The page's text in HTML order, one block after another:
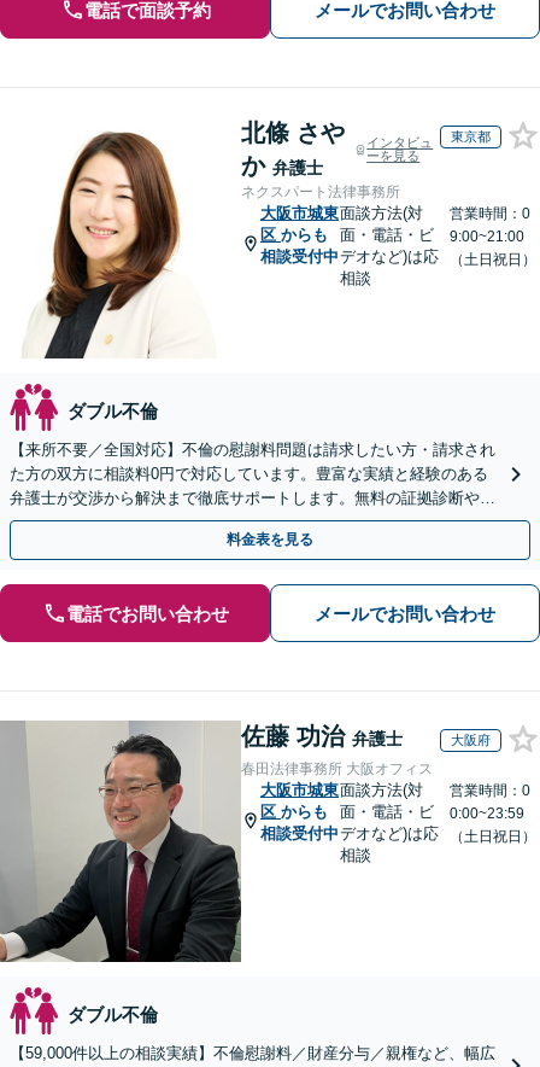
電話で面談予約 メールでお問い合わせ
北條 さや
か 弁護士
インタビュ
ーを見る
東京都
ネクスパート法律事務所
大阪市城東
区 からも
相談受付中
面談方法(対
面・電話・ビ
デオなど)は応
相談
営業時間：0
9:00~21:00
（土日祝日）
ダブル不倫
【来所不要／全国対応】不倫の慰謝料問題は請求したい方・請求され
た方の双方に相談料0円で対応しています。豊富な実績と経験のある
弁護士が交渉から解決まで徹底サポートします。無料の証拠診断や着
手金の返還保証もありますので安心してご相談ください。
料金表を見る
電話でお問い合わせ メールでお問い合わせ
佐藤 功治 弁護士 大阪府
春田法律事務所 大阪オフィス
大阪市城東
区 からも
相談受付中
面談方法(対
面・電話・ビ
デオなど)は応
相談
営業時間：0
0:00~23:59
（土日祝日）
ダブル不倫
【59,000件以上の相談実績】不倫慰謝料／財産分与／親権など、幅広